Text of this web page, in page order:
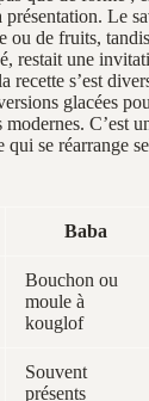
Le
ou de fruits,
restait une
recette s’est
glacées
modernes. C’est
se réarrange
Baba
Bouchon ou
moule à
kouglof
Souvent
présents